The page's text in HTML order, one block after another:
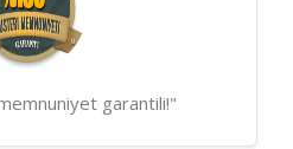
garantili!"